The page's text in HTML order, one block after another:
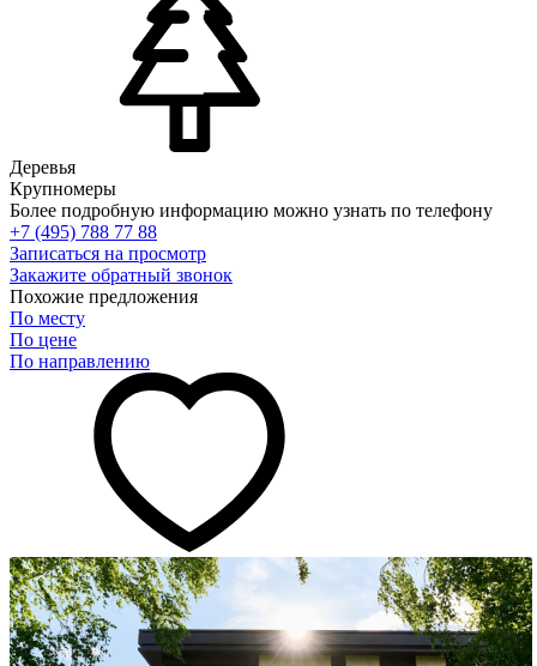
Деревья
Крупномеры
Более подробную информацию можно узнать по телефону
+7 (495) 788 77 88
Записаться на просмотр
Закажите обратный звонок
Похожие предложения
По месту
По цене
По направлению